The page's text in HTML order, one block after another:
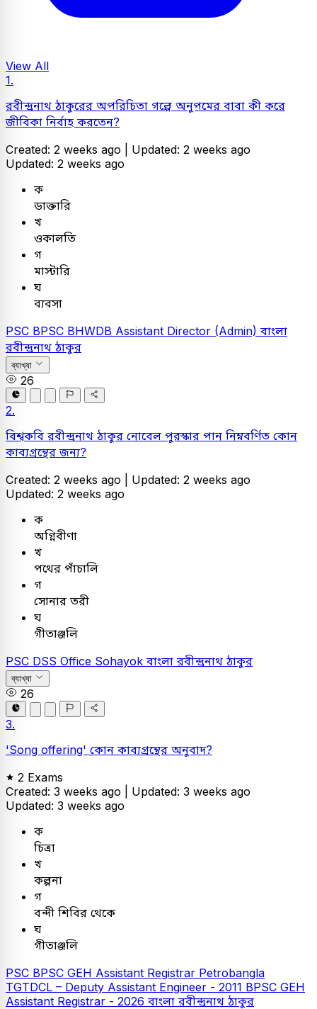
View All
1.
রবীন্দ্রনাথ ঠাকুরের অপরিচিতা গল্পে অনুপমের বাবা কী করে
জীবিকা নির্বাহ করতেন?
Created: 2 weeks ago | Updated: 2 weeks ago
Updated: 2 weeks ago
ক
ডাক্তারি
খ
ওকালতি
গ
মাস্টারি
ঘ
ব্যবসা
PSC BPSC BHWDB Assistant Director (Admin) বাংলা
রবীন্দ্রনাথ ঠাকুর
ব্যাখ্যা
26
2.
বিশ্বকবি রবীন্দ্রনাথ ঠাকুর নোবেল পুরস্কার পান নিম্নবর্ণিত কোন
কাব্যগ্রন্থের জন্য?
Created: 2 weeks ago | Updated: 2 weeks ago
Updated: 2 weeks ago
ক
অগ্নিবীণা
খ
পথের পাঁচালি
গ
সোনার তরী
ঘ
গীতাঞ্জলি
PSC DSS Office Sohayok বাংলা রবীন্দ্রনাথ ঠাকুর
ব্যাখ্যা
26
3.
'Song offering' কোন কাব্যগ্রন্থের অনুবাদ?
2 Exams
Created: 3 weeks ago | Updated: 3 weeks ago
Updated: 3 weeks ago
ক
চিত্রা
খ
কল্পনা
গ
বন্দী শিবির থেকে
ঘ
গীতাঞ্জলি
PSC BPSC GEH Assistant Registrar Petrobangla
TGTDCL – Deputy Assistant Engineer - 2011 BPSC GEH
Assistant Registrar - 2026 বাংলা রবীন্দ্রনাথ ঠাকুর